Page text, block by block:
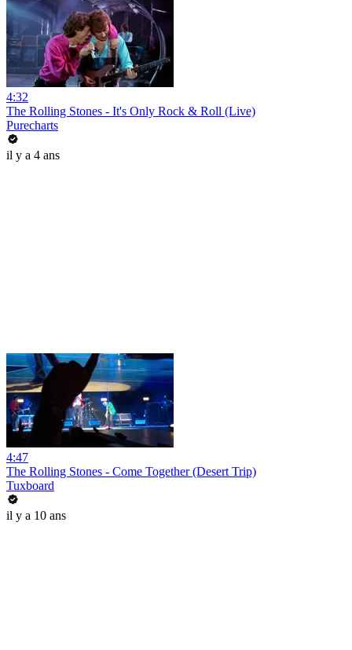
4:32
The Rolling Stones - It's Only Rock & Roll (Live)
Purecharts
il y a 4 ans
4:47
The Rolling Stones - Come Together (Desert Trip)
Tuxboard
il y a 10 ans